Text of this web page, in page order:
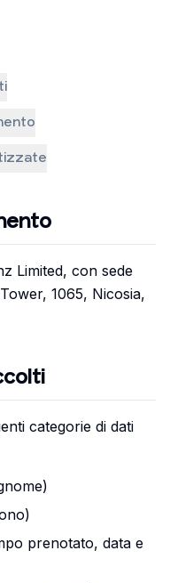
Limited, con sede
1065, Nicosia,
categorie di dati
prenotato, data e